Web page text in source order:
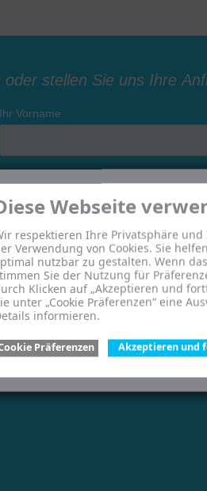
Webseite
respektieren Ihre Privatsphäre
Verwendung von Cookies. Sie
nutzbar zu gestalten. Wenn
Sie der Nutzung für
Klicken auf „Akzeptieren und
unter „Cookie Präferenzen“ eine
informieren.
Präferenzen Akzeptieren und